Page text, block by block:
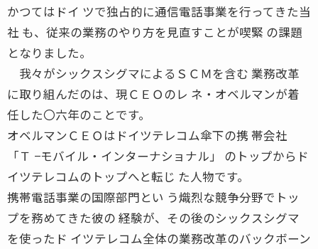
かつてはドイ ツで独占的に通信電話事業を行ってきた当
社 も、従来の業務のやり方を見直すことが喫緊 の課題
となりました。
我々がシックスシグマによるＳＣＭを含む 業務改革
に取り組んだのは、現ＣＥＯのレ ネ・オベルマンが着
任した〇六年のことです。
オベルマンＣＥＯはドイツテレコム傘下の携 帯会社
「Ｔ −モバイル・インターナショナル」 のトップからド
イツテレコムのトップへと転じ た人物です。
携帯電話事業の国際部門とい う熾烈な競争分野でトッ
プを務めてきた彼の 経験が、その後のシックスシグマ
を使ったド イツテレコム全体の業務改革のバックボーン